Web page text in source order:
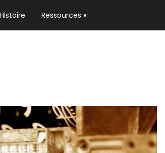
Ressources
avez besoin
dans les